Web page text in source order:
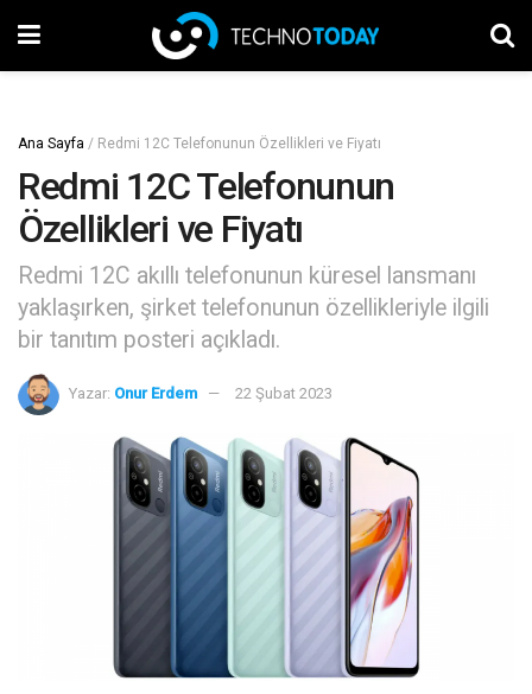
Ana Sayfa / Redmi 12C Telefonunun Özellikleri ve Fiyatı
Redmi 12C Telefonunun
Özellikleri ve Fiyatı
Redmi 12C akıllı telefonunun küresel lansmanı
yaklaşırken, şirket telefonunun özellikleriyle ilgili
bir tanıtım posteri açıkladı.
Yazar: Onur Erdem 22 Şubat 2023